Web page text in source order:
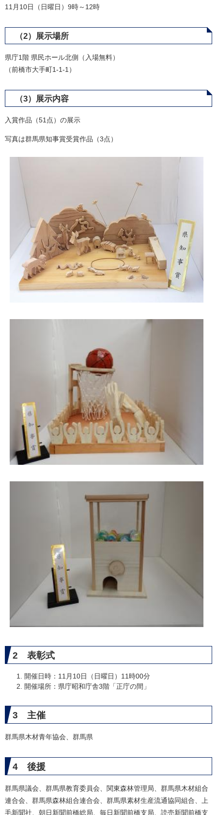
11月10日（日曜日）9時～12時
（2）展示場所
県庁1階 県民ホール北側（入場無料）
（前橋市大手町1-1-1）
（3）展示内容
入賞作品（51点）の展示
写真は群馬県知事賞受賞作品（3点）
2 表彰式
開催日時：11月10日（日曜日）11時00分
開催場所：県庁昭和庁舎3階「正庁の間」
3 主催
群馬県木材青年協会、群馬県
4 後援
群馬県議会、群馬県教育委員会、関東森林管理局、群馬県木材組合
連合会、群馬県森林組合連合会、群馬県素材生産流通協同組合、上
毛新聞社、朝日新聞前橋総局、毎日新聞前橋支局、読売新聞前橋支